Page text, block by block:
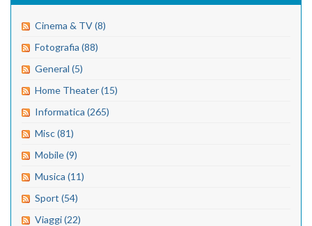
Cinema & TV (8)
Fotografia (88)
General (5)
Home Theater (15)
Informatica (265)
Misc (81)
Mobile (9)
Musica (11)
Sport (54)
Viaggi (22)